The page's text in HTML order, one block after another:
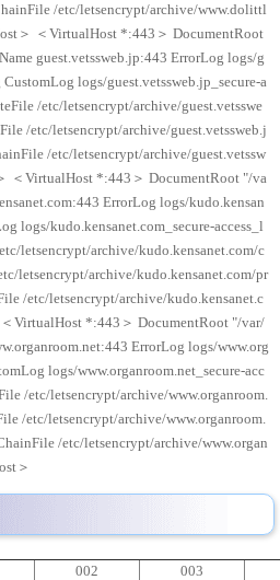
/etc/letsencrypt/archive/www.dolittl
＞ ＜VirtualHost *:443＞ DocumentRoot
guest.vetssweb.jp:443 ErrorLog logs/g
logs/guest.vetssweb.jp_secure-a
/etc/letsencrypt/archive/guest.vetsswe
/etc/letsencrypt/archive/guest.vetssweb.j
/etc/letsencrypt/archive/guest.vetssw
＜VirtualHost *:443＞ DocumentRoot "/va
ErrorLog logs/kudo.kensan
logs/kudo.kensanet.com_secure-access_l
letsencrypt/archive/kudo.kensanet.com/c
letsencrypt/archive/kudo.kensanet.com/pr
/etc/letsencrypt/archive/kudo.kensanet.c
VirtualHost *:443＞ DocumentRoot "/var/
ErrorLog logs/www.org
logs/www.organroom.net_secure-acc
/etc/letsencrypt/archive/www.organroom.
/etc/letsencrypt/archive/www.organroom.
/etc/letsencrypt/archive/www.organ
＞
002
003